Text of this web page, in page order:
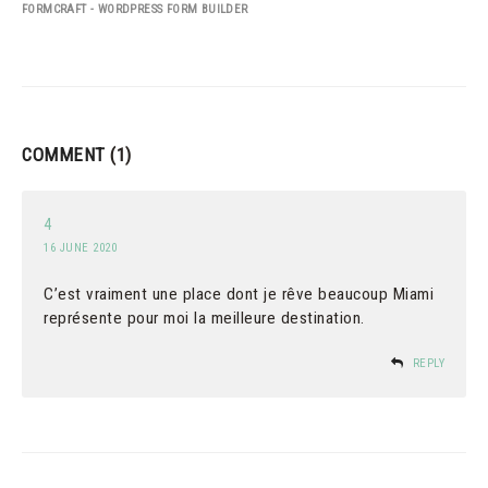
FORMCRAFT - WORDPRESS FORM BUILDER
COMMENT (1)
4
16 JUNE 2020
C’est vraiment une place dont je rêve beaucoup Miami
représente pour moi la meilleure destination.
REPLY